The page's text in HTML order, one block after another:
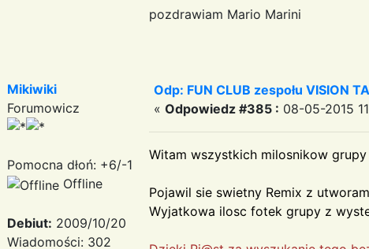
pozdrawiam Mario Marini
Mikiwiki
Forumowicz
Pomocna dłoń: +6/-1
Offline
Debiut: 2009/10/20
Wiadomości: 302
Odp: FUN CLUB zespołu VISION
« Odpowiedz #385 : 08-05-2015
Witam wszystkich milosnikow grupy
Pojawil sie swietny Remix z
Wyjatkowa ilosc fotek grupy z